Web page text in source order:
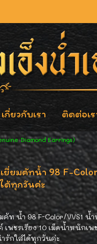
เกี่ยวกับเรา ติดต่อเร
Diamond Earrings)
ยี่ยมคัทน้ำ 98 F-
ด้ทุกวันค่ะ
คัท น้ำ 98 F-Color/VVS1
เพชรเรียง 10 เม็ดน้ำหนัก
รักใส่ได้ทุกวันค่ะ